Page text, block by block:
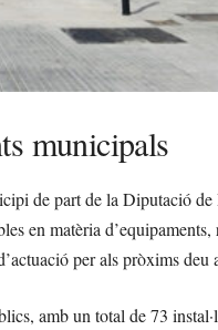
municipals
de part de la Diputació
en matèria
per als pròxims deu
amb un total de 73